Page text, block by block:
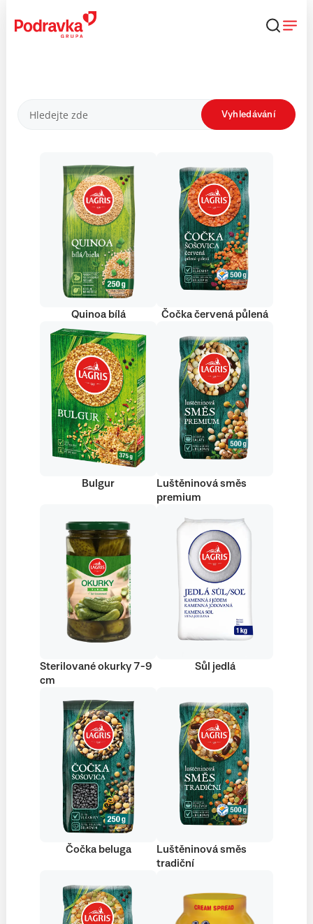
obsahu
Produkty Vyhledávání
Quinoa bílá Čočka červená půlená
Bulgur
Luštěninová směs
premium
Sterilované okurky 7-9
cm
Sůl jedlá
Čočka beluga
Luštěninová směs
tradiční